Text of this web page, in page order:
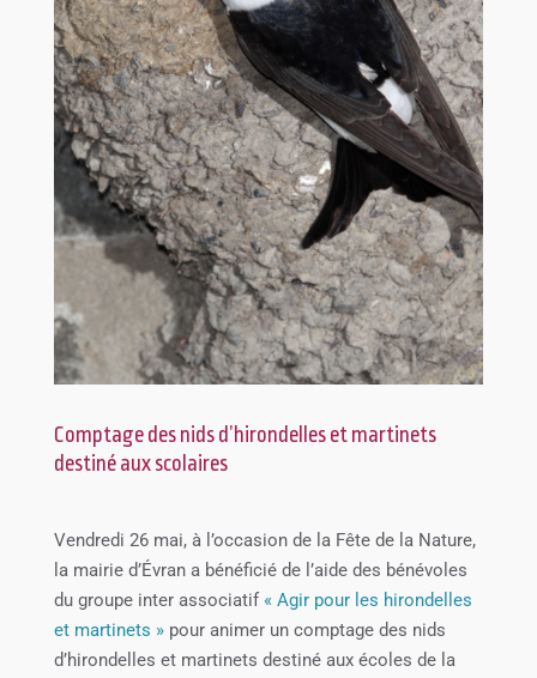
Comptage des nids d’hirondelles et martinets
destiné aux scolaires
Vendredi 26 mai, à l’occasion de la Fête de la Nature,
la mairie d’Évran a bénéficié de l’aide des bénévoles
du groupe inter associatif « Agir pour les hirondelles
et martinets »pour animer un comptage des nids
d’hirondelles et martinets destiné aux écoles de la